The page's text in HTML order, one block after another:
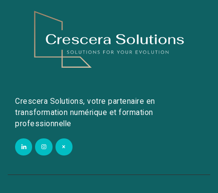
Crescera Solutions, votre partenaire en
transformation numérique et formation
professionnelle